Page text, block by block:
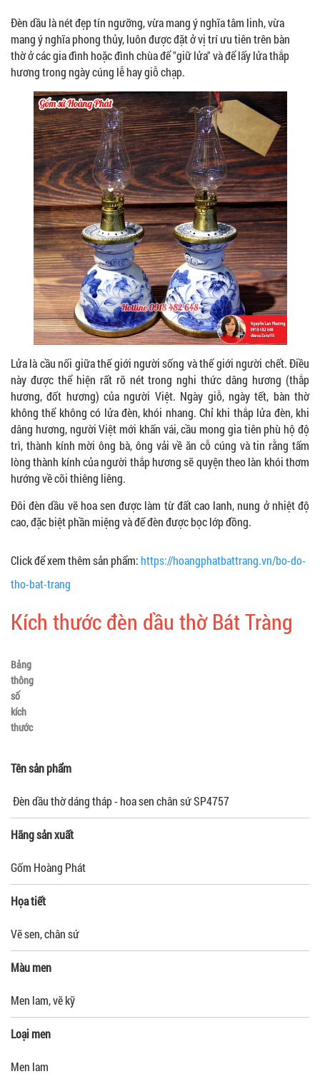
Đèn dầu là nét đẹp tín ngưỡng, vừa mang ý nghĩa tâm linh, vừa
mang ý nghĩa phong thủy, luôn được đặt ở vị trí ưu tiên trên bàn
thờ ở các gia đình hoặc đình chùa để "giữ lửa" và để lấy lửa thắp
hương trong ngày cúng lễ hay giỗ chạp.
Lửa là cầu nối giữa thế giới người sống và thế giới người chết. Điều
này được thể hiện rất rõ nét trong nghi thức dâng hương (thắp
hương, đốt hương) của người Việt. Ngày giỗ, ngày tết, bàn thờ
không thể không có lửa đèn, khói nhang. Chỉ khi thắp lửa đèn, khi
dâng hương, người Việt mới khấn vái, cầu mong gia tiên phù hộ độ
trì, thành kính mời ông bà, ông vải về ăn cỗ cúng và tin rằng tấm
lòng thành kính của người thắp hương sẽ quyện theo làn khói thơm
hướng về cõi thiêng liêng.
Đôi đèn dầu vẽ hoa sen được làm từ đất cao lanh, nung ở nhiệt độ
cao, đặc biệt phần miệng và đế đèn được bọc lớp đồng.
Click để xem thêm sản phẩm: https://hoangphatbattrang.vn/bo-do-
tho-bat-trang
Kích thước đèn dầu thờ Bát Tràng
Bảng
thông
số
kích
thước
Tên sản phẩm
Đèn dầu thờ dáng tháp - hoa sen chân sứ SP4757
Hãng sản xuất
Gốm Hoàng Phát
Họa tiết
Vẽ sen, chân sứ
Màu men
Men lam, vẽ kỹ
Loại men
Men lam